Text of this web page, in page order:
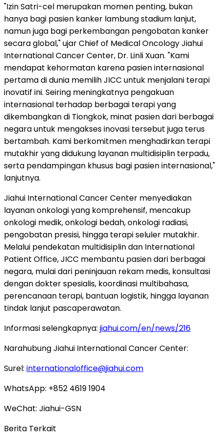
"Izin Satri-cel merupakan momen penting, bukan
hanya bagi pasien kanker lambung stadium lanjut,
namun juga bagi perkembangan pengobatan kanker
secara global," ujar Chief of Medical Oncology Jiahui
International Cancer Center, Dr. Linli Xuan. "Kami
mendapat kehormatan karena pasien internasional
pertama di dunia memilih JICC untuk menjalani terapi
inovatif ini. Seiring meningkatnya pengakuan
internasional terhadap berbagai terapi yang
dikembangkan di Tiongkok, minat pasien dari berbagai
negara untuk mengakses inovasi tersebut juga terus
bertambah. Kami berkomitmen menghadirkan terapi
mutakhir yang didukung layanan multidisiplin terpadu,
serta pendampingan khusus bagi pasien internasional,"
lanjutnya.
Jiahui International Cancer Center menyediakan
layanan onkologi yang komprehensif, mencakup
onkologi medik, onkologi bedah, onkologi radiasi,
pengobatan presisi, hingga terapi seluler mutakhir.
Melalui pendekatan multidisiplin dan International
Patient Office, JICC membantu pasien dari berbagai
negara, mulai dari peninjauan rekam medis, konsultasi
dengan dokter spesialis, koordinasi multibahasa,
perencanaan terapi, bantuan logistik, hingga layanan
tindak lanjut pascaperawatan.
Informasi selengkapnya: jiahui.com/en/news/216
Narahubung Jiahui International Cancer Center:
Surel: internationaloffice@jiahui.com
WhatsApp: +852 4619 1904
WeChat: Jiahui-GSN
Berita Terkait